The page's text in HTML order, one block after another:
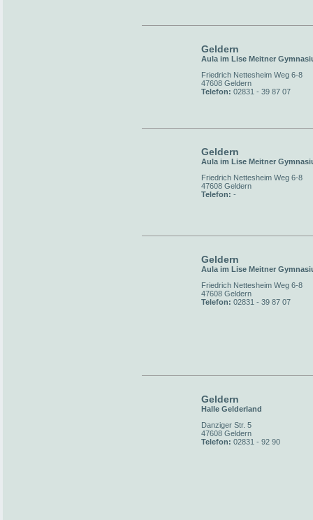
Geldern
Aula im Lise Meitner
Friedrich Nettesheim Weg 6-8
47608 Geldern
Telefon: 02831 - 39 87 07
Geldern
Aula im Lise Meitner
Friedrich Nettesheim Weg 6-8
47608 Geldern
Telefon: -
Geldern
Aula im Lise Meitner
Friedrich Nettesheim Weg 6-8
47608 Geldern
Telefon: 02831 - 39 87 07
Geldern
Halle Gelderland
Danziger Str. 5
47608 Geldern
Telefon: 02831 - 92 90